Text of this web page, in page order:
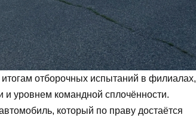
отборочных испытаний в филиалах,
и уровнем командной сплочённости.
который по праву достаётся